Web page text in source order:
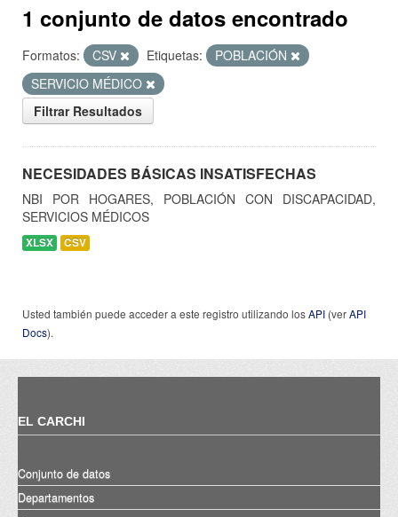
1 conjunto de datos encontrado
Formatos: CSV Etiquetas:
POBLACIÓN
SERVICIO MÉDICO
Filtrar Resultados
NECESIDADES BÁSICAS INSATISFECHAS
NBI POR HOGARES, POBLACIÓN CON DISCAPACIDAD,
SERVICIOS MÉDICOS
XLSX CSV
Usted también puede acceder a este registro utilizando losAPI (verAPI
Docs).
EL CARCHI
Conjunto de datos
Departamentos